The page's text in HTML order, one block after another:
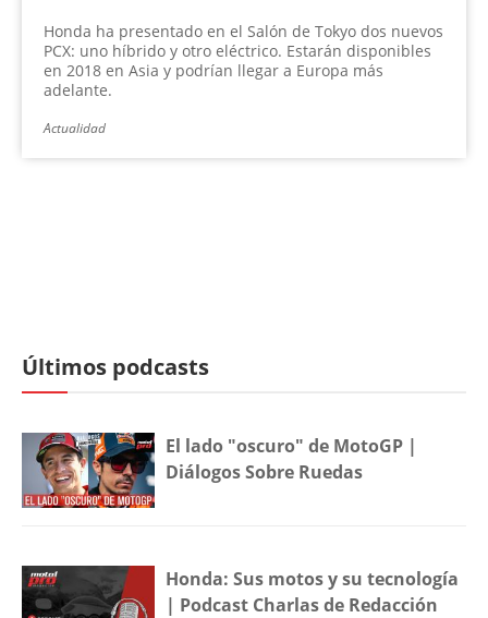
Honda ha presentado en el Salón de Tokyo dos nuevos
PCX: uno híbrido y otro eléctrico. Estarán disponibles
en 2018 en Asia y podrían llegar a Europa más
adelante.
Actualidad
Últimos podcasts
El lado "oscuro" de MotoGP |
Diálogos Sobre Ruedas
Honda: Sus motos y su tecnología
| Podcast Charlas de Redacción